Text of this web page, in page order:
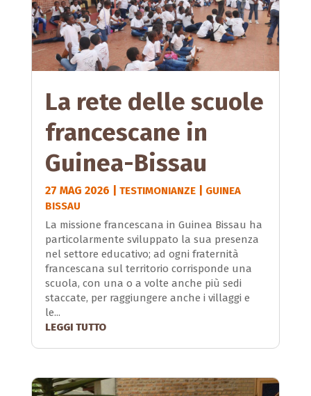
La rete delle scuole
francescane in
Guinea-Bissau
27 MAG 2026 TESTIMONIANZE| GUINEA
BISSAU
La missione francescana in Guinea Bissau ha
particolarmente sviluppato la sua presenza
nel settore educativo; ad ogni fraternità
francescana sul territorio corrisponde una
scuola, con una o a volte anche più sedi
staccate, per raggiungere anche i villaggi e
le...
LEGGI TUTTO